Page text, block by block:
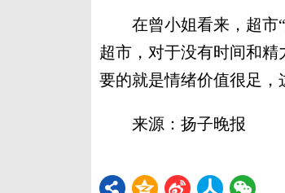
在曾小姐看来，超市“
超市，对于没有时间和
要的就是情绪价值很足
来源：扬子晚报